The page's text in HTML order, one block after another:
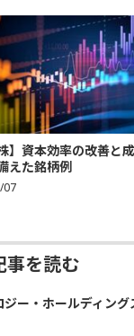
】資本効率の改善と
えた銘柄例
07
事を読む
ジー・ホールディン